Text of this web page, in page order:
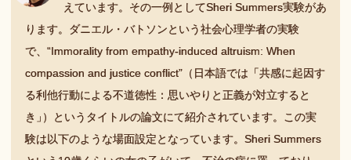
えています。その一例としてSheri Summers実験があ
ります。ダニエル・バトソンという社会心理学者の実験
で、“Immorality from empathy-induced altruism: When
compassion and justice conflict”（日本語では「共感に起因す
る利他行動による不道徳性：思いやりと正義が対立すると
き 」 ）というタイトルの論文にて紹介されています。この実
験は以下のような場面設定となっています。Sheri Summers